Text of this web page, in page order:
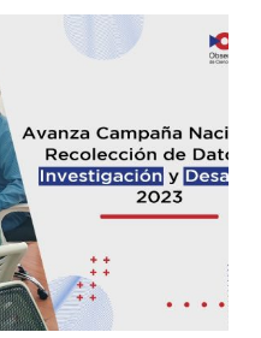
CURSO
RECOLECCIÓN
DE
DATOS
DE
I+D